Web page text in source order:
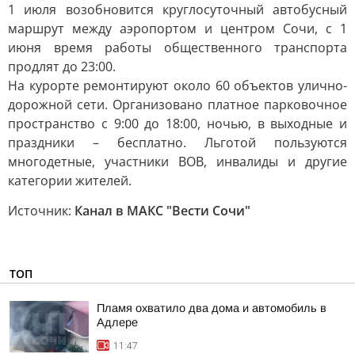
1 июля возобновится круглосуточный автобусный
маршрут между аэропортом и центром Сочи, с 1
июня время работы общественного транспорта
продлят до 23:00.
На курорте ремонтируют около 60 объектов улично-
дорожной сети. Организовано платное парковочное
пространство с 9:00 до 18:00, ночью, в выходные и
праздники – бесплатно. Льготой пользуются
многодетные, участники ВОВ, инвалиды и другие
категории жителей.
Источник: Канал в МАКС "Вести Сочи"
ТОП
Пламя охватило два дома и автомобиль в
Адлере
11:47